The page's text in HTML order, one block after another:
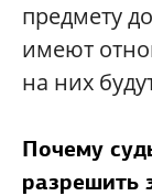
предмету
имеют
на них
Почему
разрешить